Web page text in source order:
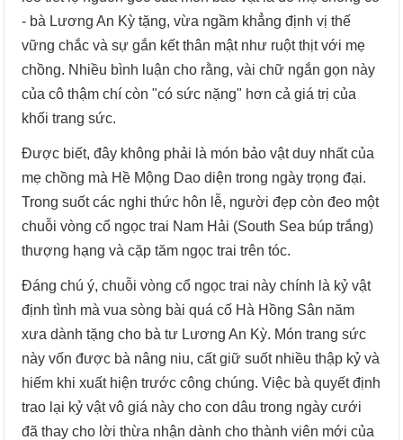
- bà Lương An Kỳ tặng, vừa ngầm khẳng định vị thế
vững chắc và sự gắn kết thân mật như ruột thịt với mẹ
chồng. Nhiều bình luận cho rằng, vài chữ ngắn gọn này
của cô thậm chí còn "có sức nặng" hơn cả giá trị của
khối trang sức.
Được biết, đây không phải là món bảo vật duy nhất của
mẹ chồng mà Hề Mộng Dao diện trong ngày trọng đại.
Trong suốt các nghi thức hôn lễ, người đẹp còn đeo một
chuỗi vòng cổ ngọc trai Nam Hải (South Sea búp trắng)
thượng hạng và cặp tăm ngọc trai trên tóc.
Đáng chú ý, chuỗi vòng cổ ngọc trai này chính là kỷ vật
định tình mà vua sòng bài quá cố Hà Hồng Sân năm
xưa dành tặng cho bà tư Lương An Kỳ. Món trang sức
này vốn được bà nâng niu, cất giữ suốt nhiều thập kỷ và
hiếm khi xuất hiện trước công chúng. Việc bà quyết định
trao lại kỷ vật vô giá này cho con dâu trong ngày cưới
đã thay cho lời thừa nhận dành cho thành viên mới của